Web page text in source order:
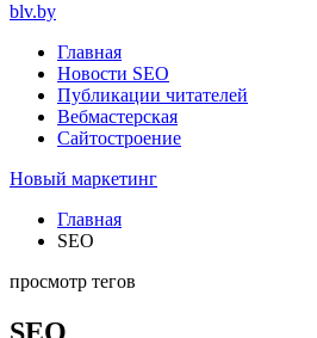
blv.by
Главная
Новости SEO
Публикации читателей
Вебмастерская
Сайтостроение
Новый маркетинг
Главная
SEO
просмотр тегов